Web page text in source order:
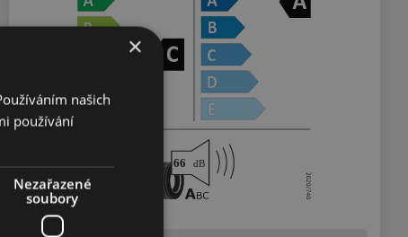
×
našich
používání
Nezařazené
soubory